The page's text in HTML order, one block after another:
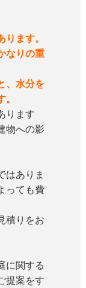
ます。
なりの重
、水分を
ります
物への影
はありま
っても費
積りをお
に関する
提案をす